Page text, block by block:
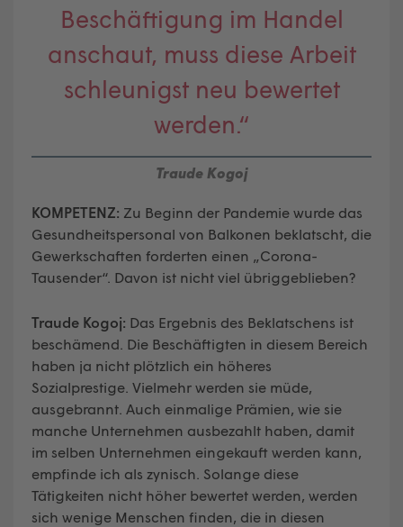
Beschäftigung im Handel
anschaut, muss diese Arbeit
schleunigst neu bewertet
werden.“
Traude Kogoj
KOMPETENZ: Zu Beginn der Pandemie wurde das
Gesundheitspersonal von Balkonen beklatscht, die
Gewerkschaften forderten einen „Corona-
Tausender“. Davon ist nicht viel übriggeblieben?
Traude Kogoj: Das Ergebnis des Beklatschens ist
beschämend. Die Beschäftigten in diesem Bereich
haben ja nicht plötzlich ein höheres
Sozialprestige. Vielmehr werden sie müde,
ausgebrannt. Auch einmalige Prämien, wie sie
manche Unternehmen ausbezahlt haben, damit
im selben Unternehmen eingekauft werden kann,
empfinde ich als zynisch. Solange diese
Tätigkeiten nicht höher bewertet werden, werden
sich wenige Menschen finden, die in diesen